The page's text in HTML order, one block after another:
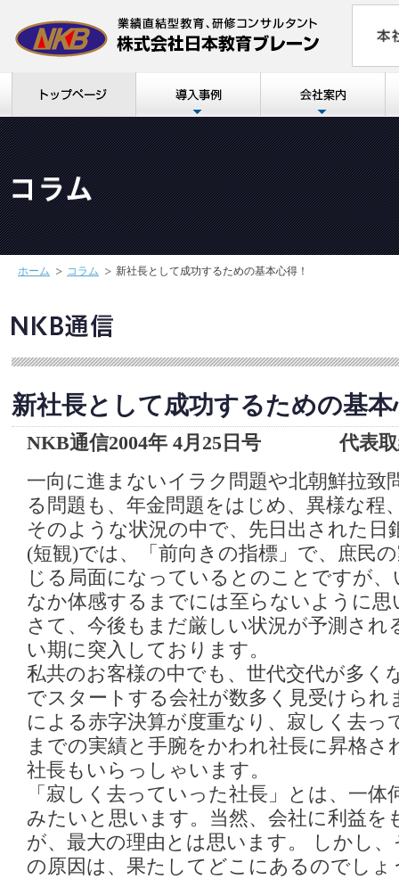
ホーム コラム 新社長として成功するための基本心得！
新社長として成功するための基本
NKB通信2004年 4月25日号 代表
一向に進まないイラク問題や北朝鮮拉致
る問題も、年金問題をはじめ、異様な程
そのような状況の中で、先日出された日
(短観)では、「前向きの指標」で、庶民
じる局面になっているとのことですが
なか体感するまでには至らないように思
さて、今後もまだ厳しい状況が予測され
い期に突入しております。
私共のお客様の中でも、世代交代が多く
でスタートする会社が数多く見受けられ
による赤字決算が度重なり、寂しく去っ
までの実績と手腕をかわれ社長に昇格さ
社長もいらっしゃいます。
「寂しく去っていった社長」とは、一
みたいと思います。当然、会社に利益
が、最大の理由とは思います。 しかし
の原因は、果たしてどこにあるのでし